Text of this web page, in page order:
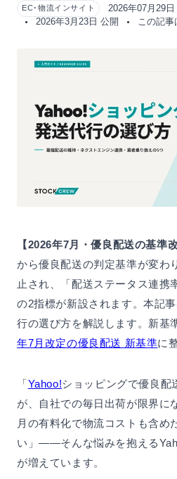
EC･物流インサイト
2026年07月29
2026年3月23日 公開
この記
【2026年7月・優良配送の基準
から優良配送の判定基準が変わ
止され、「配送ステータス連携
の2指標が新設されます。本記
行の選び方を解説します。新基
年7月改定の優良配送 新基準に
「Yahoo!ショッピングで優良配
が、自社での毎日出荷が限界に
月の有料化で物流コストも含め
い」——そんな悩みを抱える
が増えています。